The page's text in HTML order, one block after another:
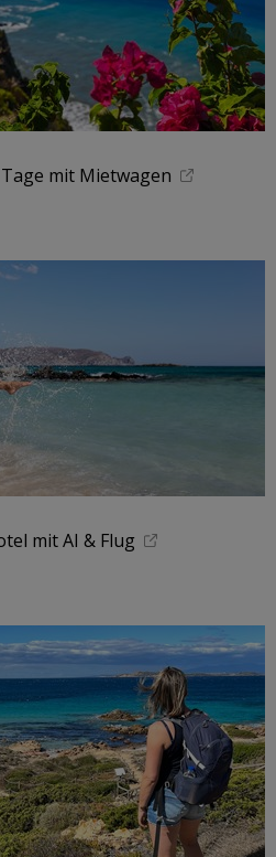
mit Mietwagen
mit AI & Flug